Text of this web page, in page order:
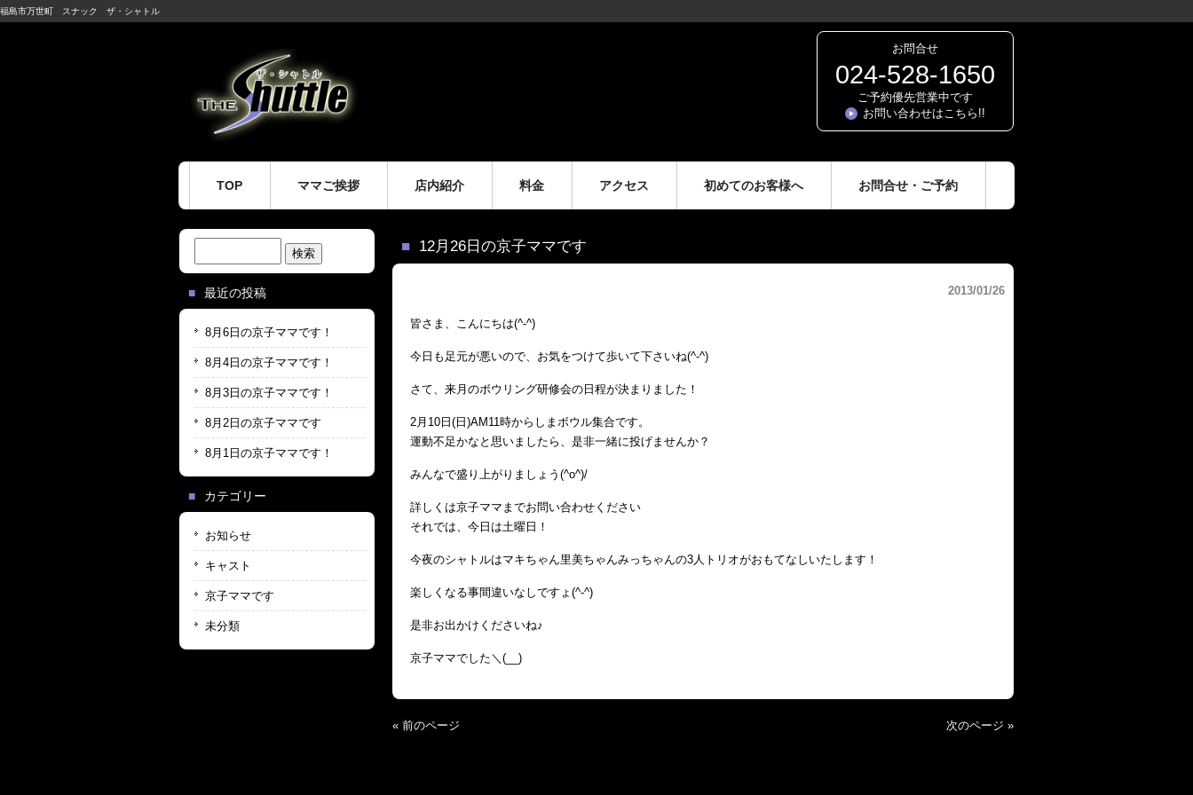
福島市万世町 スナック ザ・シャトル
お問合せ
024-528-1650
ご予約優先営業中です
お問い合わせはこちら!!
TOP ママご挨拶 店内紹介 料金 アクセス 初めてのお客様へ お問合せ・ご予約
12月26日の京子ママです
2013/01/26
皆さま、こんにちは(^-^)
今日も足元が悪いので、お気をつけて歩いて下さいね(^-^)
さて、来月のボウリング研修会の日程が決まりました！
2月10日(日)AM11時からしまボウル集合です。
運動不足かなと思いましたら、是非一緒に投げませんか？
みんなで盛り上がりましょう(^o^)/
詳しくは京子ママまでお問い合わせください
それでは、今日は土曜日！
今夜のシャトルはマキちゃん里美ちゃんみっちゃんの3人トリオがおもてなしいたします！
楽しくなる事間違いなしですょ(^-^)
是非お出かけくださいね♪
京子ママでした＼(__)
« 前のページ 次のページ »
索:
最近の投稿
8月6日の京子ママです！
8月4日の京子ママです！
8月3日の京子ママです！
8月2日の京子ママです
8月1日の京子ママです！
カテゴリー
お知らせ
キャスト
京子ママです
未分類